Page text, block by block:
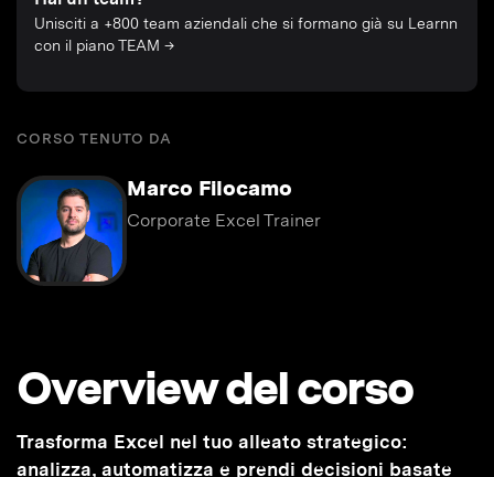
Unisciti a +800 team aziendali che si formano già su Learnn
con il piano TEAM →
CORSO TENUTO DA
Marco Filocamo
Corporate Excel Trainer
Overview del corso
Trasforma Excel nel tuo alleato strategico:
analizza, automatizza e prendi decisioni basate